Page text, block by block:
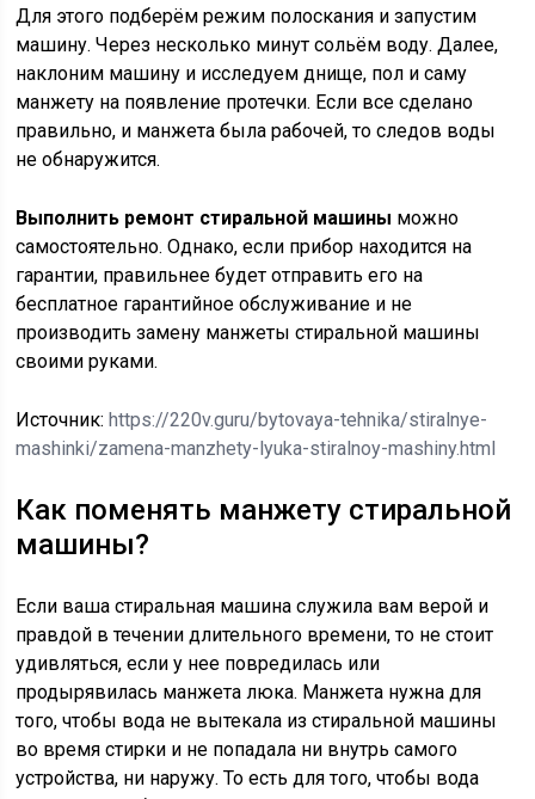
Для этого подберём режим полоскания и запустим
машину. Через несколько минут сольём воду. Далее,
наклоним машину и исследуем днище, пол и саму
манжету на появление протечки. Если все сделано
правильно, и манжета была рабочей, то следов воды
не обнаружится.
Выполнить ремонт стиральной машины можно
самостоятельно. Однако, если прибор находится на
гарантии, правильнее будет отправить его на
бесплатное гарантийное обслуживание и не
производить замену манжеты стиральной машины
своими руками.
Источник:https://220v.guru/bytovaya-tehnika/stiralnye-
mashinki/zamena-manzhety-lyuka-stiralnoy-mashiny.html
Как поменять манжету стиральной
машины?
Если ваша стиральная машина служила вам верой и
правдой в течении длительного времени, то не стоит
удивляться, если у нее повредилась или
продырявилась манжета люка. Манжета нужна для
того, чтобы вода не вытекала из стиральной машины
во время стирки и не попадала ни внутрь самого
устройства, ни наружу. То есть для того, чтобы вода